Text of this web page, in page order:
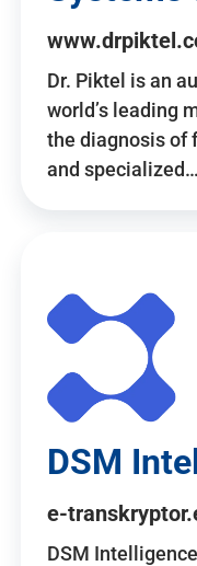
Dr. Piktel is an
world’s leading
the diagnosis of
and specialized…
DSM
e-
DSM